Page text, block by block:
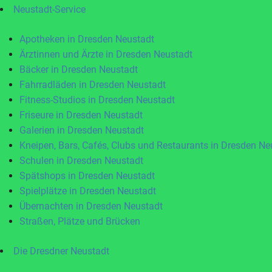
Neustadt-Service
Apotheken in Dresden Neustadt
Ärztinnen und Ärzte in Dresden Neustadt
Bäcker in Dresden Neustadt
Fahrradläden in Dresden Neustadt
Fitness-Studios in Dresden Neustadt
Friseure in Dresden Neustadt
Galerien in Dresden Neustadt
Kneipen, Bars, Cafés, Clubs und Restaurants in Dresden
Schulen in Dresden Neustadt
Spätshops in Dresden Neustadt
Spielplätze in Dresden Neustadt
Übernachten in Dresden Neustadt
Straßen, Plätze und Brücken
Die Dresdner Neustadt